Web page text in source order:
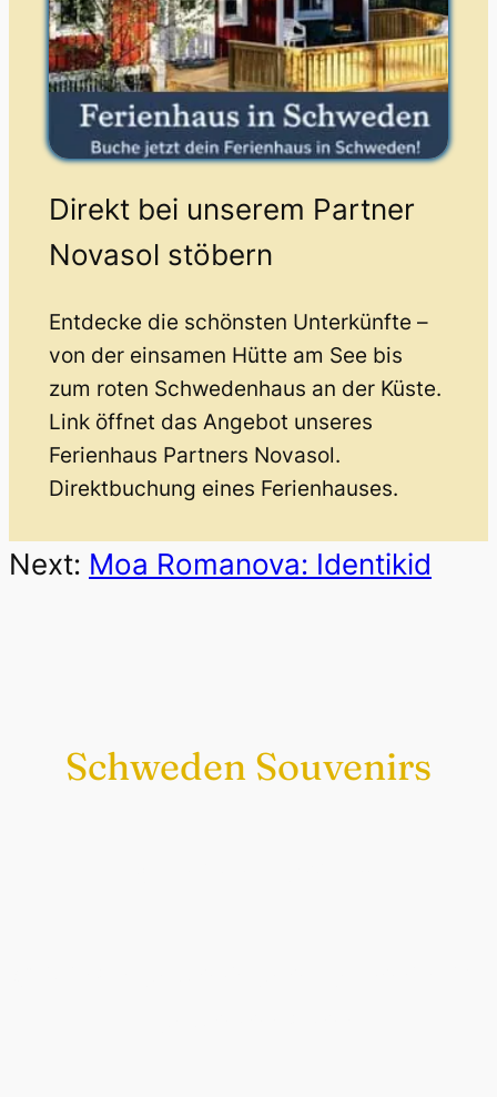
Direkt bei unserem Partner
Novasol stöbern
Entdecke die schönsten Unterkünfte –
von der einsamen Hütte am See bis
zum roten Schwedenhaus an der Küste.
Link öffnet das Angebot unseres
Ferienhaus Partners Novasol.
Direktbuchung eines Ferienhauses.
Next: Moa Romanova: Identikid
Schweden Souvenirs